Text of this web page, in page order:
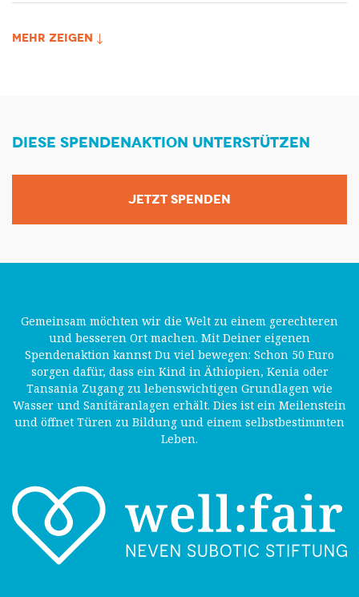
MEHR ZEIGEN ↓
DIESE SPENDENAKTION UNTERSTÜTZEN
JETZT SPENDEN
Gemeinsam möchten wir die Welt zu einem gerechteren
und besseren Ort machen. Mit Deiner eigenen
Spendenaktion kannst Du viel bewegen: Schon 50 Euro
sorgen dafür, dass ein Kind in Äthiopien, Kenia oder
Tansania Zugang zu lebenswichtigen Grundlagen wie
Wasser und Sanitäranlagen erhält. Dies ist ein Meilenstein
und öffnet Türen zu Bildung und einem selbstbestimmten
Leben.